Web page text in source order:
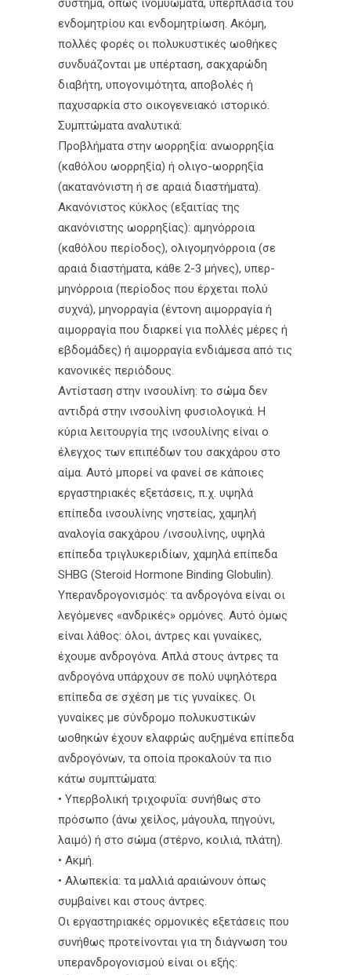
σύστημα, όπως ινομυώματα, υπερπλασία του
ενδομητρίου και ενδομητρίωση. Ακόμη,
πολλές φορές οι πολυκυστικές ωοθήκες
συνδυάζονται με υπέρταση, σακχαρώδη
διαβήτη, υπογονιμότητα, αποβολές ή
παχυσαρκία στο οικογενειακό ιστορικό.
Συμπτώματα αναλυτικά:
Προβλήματα στην ωορρηξία: ανωορρηξία
(καθόλου ωορρηξία) ή ολιγο-ωορρηξία
(ακατανόνιστη ή σε αραιά διαστήματα).
Ακανόνιστος κύκλος (εξαιτίας της
ακανόνιστης ωορρηξίας): αμηνόρροια
(καθόλου περίοδος), ολιγομηνόρροια (σε
αραιά διαστήματα, κάθε 2-3 μήνες), υπερ-
μηνόρροια (περίοδος που έρχεται πολύ
συχνά), μηνορραγία (έντονη αιμορραγία ή
αιμορραγία που διαρκεί για πολλές μέρες ή
εβδομάδες) ή αιμορραγία ενδιάμεσα από τις
κανονικές περιόδους.
Αντίσταση στην ινσουλίνη: το σώμα δεν
αντιδρά στην ινσουλίνη φυσιολογικά. Η
κύρια λειτουργία της ινσουλίνης είναι ο
έλεγχος των επιπέδων του σακχάρου στο
αίμα. Αυτό μπορεί να φανεί σε κάποιες
εργαστηριακές εξετάσεις, π.χ. υψηλά
επίπεδα ινσουλίνης νηστείας, χαμηλή
αναλογία σακχάρου /ινσουλίνης, υψηλά
επίπεδα τριγλυκεριδίων, χαμηλά επίπεδα
SHBG (Steroid Hormone Binding Globulin).
Υπερανδρογονισμός: τα ανδρογόνα είναι οι
λεγόμενες «ανδρικές» ορμόνες. Αυτό όμως
είναι λάθος: όλοι, άντρες και γυναίκες,
έχουμε ανδρογόνα. Απλά στους άντρες τα
ανδρογόνα υπάρχουν σε πολύ υψηλότερα
επίπεδα σε σχέση με τις γυναίκες. Οι
γυναίκες με σύνδρομο πολυκυστικών
ωοθηκών έχουν ελαφρώς αυξημένα επίπεδα
ανδρογόνων, τα οποία προκαλούν τα πιο
κάτω συμπτώματα:
• Υπερβολική τριχοφυΐα: συνήθως στο
πρόσωπο (άνω χείλος, μάγουλα, πηγούνι,
λαιμό) ή στο σώμα (στέρνο, κοιλιά, πλάτη).
• Ακμή.
• Αλωπεκία: τα μαλλιά αραιώνουν όπως
συμβαίνει και στους άντρες.
Οι εργαστηριακές ορμονικές εξετάσεις που
συνήθως προτείνονται για τη διάγνωση του
υπερανδρογονισμού είναι οι εξής: